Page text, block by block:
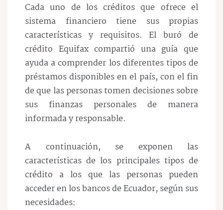
Cada uno de los créditos que ofrece el
sistema financiero tiene sus propias
características y requisitos. El buró de
crédito Equifax compartió una guía que
ayuda a comprender los diferentes tipos de
préstamos disponibles en el país, con el fin
de que las personas tomen decisiones sobre
sus finanzas personales de manera
informada y responsable.
A continuación, se exponen las
características de los principales tipos de
crédito a los que las personas pueden
acceder en los bancos de Ecuador, según sus
necesidades: